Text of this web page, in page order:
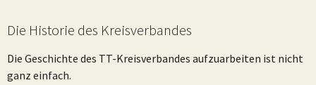
Die Historie des Kreisverbandes
Die Geschichte des TT-Kreisverbandes aufzuarbeiten ist nicht
ganz einfach.